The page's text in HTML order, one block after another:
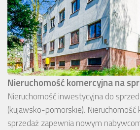
Nieruchomość komercyjna na
Nieruchomość inwestycyjna do
(kujawsko-pomorskie). Nieruchomość
sprzedaż zapewnia nowym